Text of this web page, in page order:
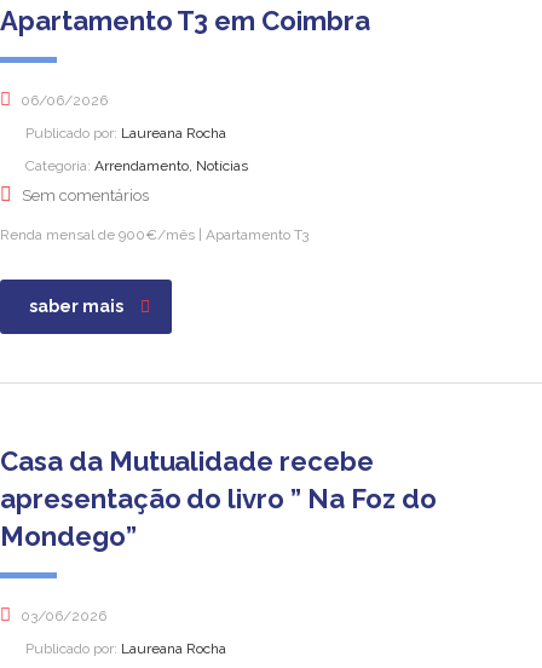
Apartamento T3 em Coimbra
06/06/2026
Publicado por: Laureana Rocha
Categoria: Arrendamento, Notícias
Sem comentários
Renda mensal de 900€/mês | Apartamento T3
saber mais
Casa da Mutualidade recebe
apresentação do livro ” Na Foz do
Mondego”
03/06/2026
Publicado por: Laureana Rocha